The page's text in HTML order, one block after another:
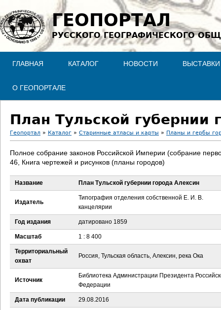
Jump to navigation
ГЕОПОРТАЛ
РУССКОГО ГЕОГРАФИЧЕСКОГО
ГЛАВНАЯ КАТАЛОГ НОВОСТИ ВЫСТАВКИ
О ГЕОПОРТАЛЕ
План Тульской губернии
В
ы
д
е
с
ь
Геопортал » Каталог » Старинные атласы и карты » Планы и гербы
Полное собрание законов Российской Империи (собрание
46, Книга чертежей и рисунков (планы городов)
Название План Тульской губернии города Алексин
Издатель
Типография отделения собственной Е. И. В.
канцелярии
Год издания датировано 1859
Масштаб 1 : 8 400
Территориальный
охват
Россия, Тульская область, Алексин, река Ока
Источник
Библиотека Администрации Президента
Федерации
Дата публикации 29.08.2016